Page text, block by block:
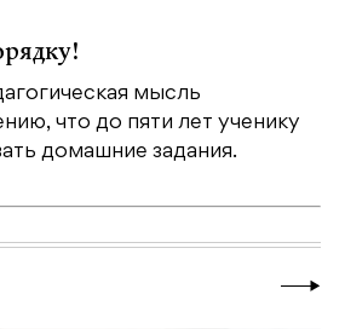
мысль
что до пяти лет ученику
домашние задания.